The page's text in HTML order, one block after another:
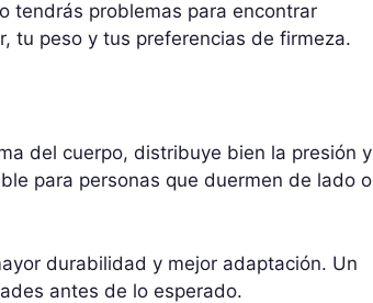
tendrás problemas para encontrar
tu peso y tus preferencias de firmeza.
del cuerpo, distribuye bien la presión y
para personas que duermen de lado o
durabilidad y mejor adaptación. Un
antes de lo esperado.